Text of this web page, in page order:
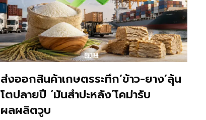
ส่งออกสินค้าเกษตรระทึก‘ข้าว-ยาง’ลุ้น
โตปลายปี ‘มันสำปะหลัง’โคม่ารับ
ผลผลิตวูบ